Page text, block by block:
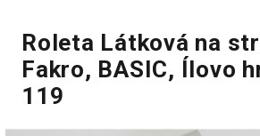
Roleta Látková na
Fakro, BASIC, Ílovo
119